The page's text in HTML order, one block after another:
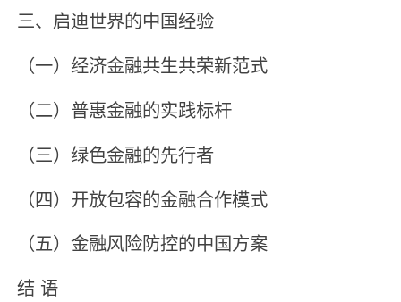
三、启迪世界的中国经验
（一）经济金融共生共荣新范式
（二）普惠金融的实践标杆
（三）绿色金融的先行者
（四）开放包容的金融合作模式
（五）金融风险防控的中国方案
结 语